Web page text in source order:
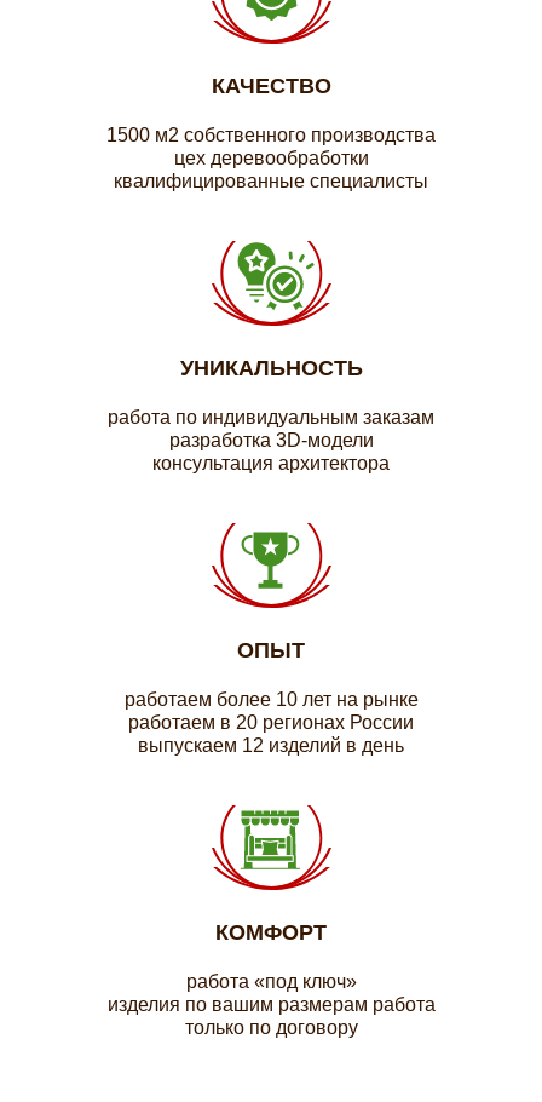
КАЧЕСТВО
1500 м2 собственного производства
цех деревообработки
квалифицированные специалисты
УНИКАЛЬНОСТЬ
работа по индивидуальным заказам
разработка 3D-модели
консультация архитектора
ОПЫТ
работаем более 10 лет на рынке
работаем в 20 регионах России
выпускаем 12 изделий в день
КОМФОРТ
работа «под ключ»
изделия по вашим размерам работа
только по договору